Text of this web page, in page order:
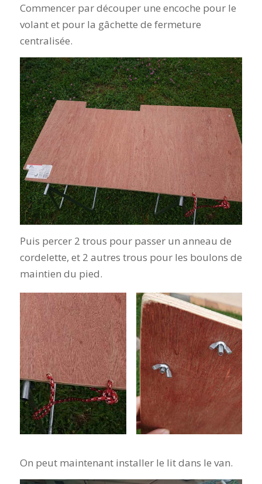
Commencer par découper une encoche pour le
volant et pour la gâchette de fermeture
centralisée.
Puis percer 2 trous pour passer un anneau de
cordelette, et 2 autres trous pour les boulons de
maintien du pied.
On peut maintenant installer le lit dans le van.